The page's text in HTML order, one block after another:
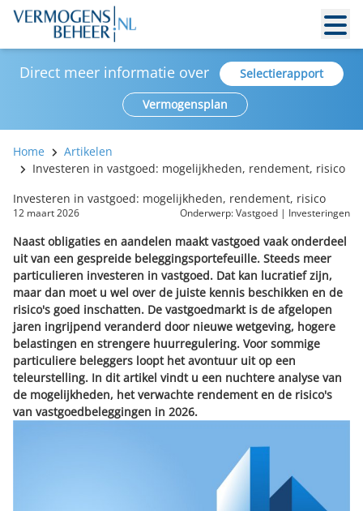
Direct meer informatie over
Selectierapport
Vermogensplan
Home
Artikelen
Investeren in vastgoed: mogelijkheden, rendement, risico
Investeren in vastgoed: mogelijkheden, rendement, risico
12 maart 2026 Onderwerp:Vastgoed | Investeringen
Naast obligaties en aandelen maakt vastgoed vaak onderdeel
uit van een gespreide beleggingsportefeuille. Steeds meer
particulieren investeren in vastgoed. Dat kan lucratief zijn,
maar dan moet u wel over de juiste kennis beschikken en de
risico's goed inschatten. De vastgoedmarkt is de afgelopen
jaren ingrijpend veranderd door nieuwe wetgeving, hogere
belastingen en strengere huurregulering. Voor sommige
particuliere beleggers loopt het avontuur uit op een
teleurstelling. In dit artikel vindt u een nuchtere analyse van
de mogelijkheden, het verwachte rendement en de risico's
van vastgoedbeleggingen in 2026.